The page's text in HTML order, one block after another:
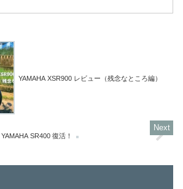
YAMAHA XSR900 レビュー（残念なところ編）
YAMAHA SR400 復活！